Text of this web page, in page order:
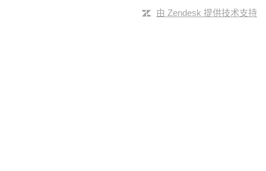
由 Zendesk 提供技术支持